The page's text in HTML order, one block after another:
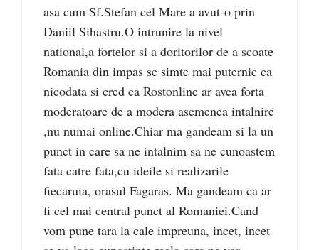
asa cum Sf.Stefan cel Mare a avut-o prin
Daniil Sihastru.O intrunire la nivel
national,a fortelor si a doritorilor de a scoate
Romania din impas se simte mai puternic ca
nicodata si cred ca Rostonline ar avea forta
moderatoare de a modera asemenea intalnire
,nu numai online.Chiar ma gandeam si la un
punct in care sa ne intalnim sa ne cunoastem
fata catre fata,cu ideile si realizarile
fiecaruia, orasul Fagaras. Ma gandeam ca ar
fi cel mai central punct al Romaniei.Cand
vom pune tara la cale impreuna, incet, incet